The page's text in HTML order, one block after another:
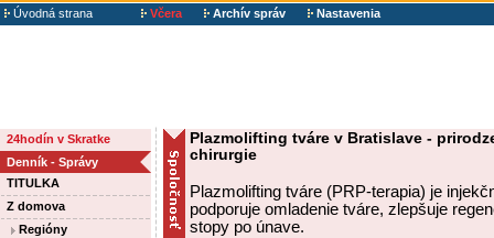
Úvodná strana
Včera Archív správ Nastavenia
24hodín v Skratke
Denník - Správy
TITULKA
Z domova
Regióny
Plazmolifting tváre v Bratislave -
chirurgie
Plazmolifting tváre (PRP-terapia) je
podporuje omladenie tváre, zlepšuje
stopy po únave.